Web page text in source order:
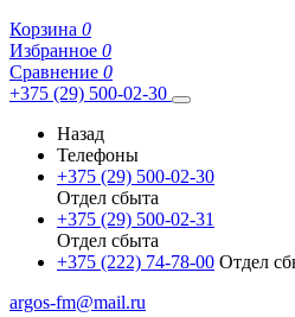
Корзина 0
Избранное 0
Сравнение 0
+375 (29) 500-02-30
Назад
Телефоны
+375 (29) 500-02-30
Отдел сбыта
+375 (29) 500-02-31
Отдел сбыта
+375 (222) 74-78-00 Отдел
argos-fm@mail.ru